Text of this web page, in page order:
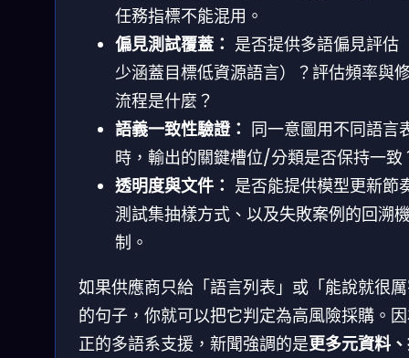
任務指標不能混用。
偏見測試覆蓋： 是否提供多語偏見評估
少涵蓋目標低資源語言）？評估頻率與
流程是什麼？
語義一致性驗證： 同一意圖用不同語言
時，輸出的關鍵槽位/分類是否保持一致
透明度與文件： 是否能提供模型更新節
測試集抽樣方式、以及失敗案例的回溯
制。
如果供應商只給「語言列表」或「能說就很
的句子，你就可以把它判定為高風險採購。
正的多語系支援，新聞強調的是更多元資料